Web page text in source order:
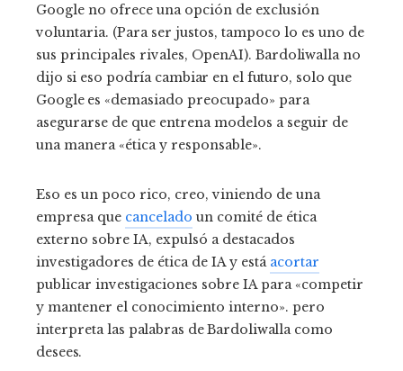
Google no ofrece una opción de exclusión
voluntaria. (Para ser justos, tampoco lo es uno de
sus principales rivales, OpenAI). Bardoliwalla no
dijo si eso podría cambiar en el futuro, solo que
Google es «demasiado preocupado» para
asegurarse de que entrena modelos a seguir de
una manera «ética y responsable».
Eso es un poco rico, creo, viniendo de una
empresa que cancelado un comité de ética
externo sobre IA, expulsó a destacados
investigadores de ética de IA y está acortar
publicar investigaciones sobre IA para «competir
y mantener el conocimiento interno». pero
interpretalas palabras de Bardoliwalla como
desees.